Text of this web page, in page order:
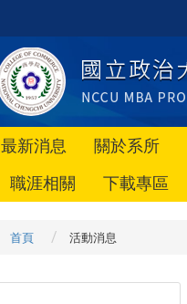
最新消息 關於系所
職涯相關
下載專區
首頁 活動消息